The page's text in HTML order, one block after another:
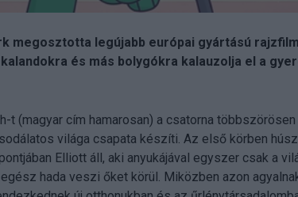
megosztotta legújabb európai gyártású
és más bolygókra kalauzolja el a
t (magyar cím hamarosan) a csatorna
világa csapata készíti. Az első körben
Elliott áll, aki anyukájával egyszer csak a
hada veszi őket körül. Miközben azon